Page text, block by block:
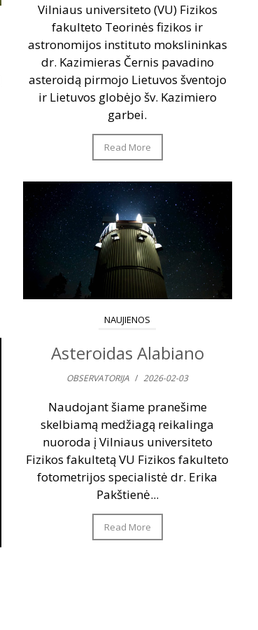
Vilniaus universiteto (VU) Fizikos
fakulteto Teorinės fizikos ir
astronomijos instituto mokslininkas
dr. Kazimieras Černis pavadino
asteroidą pirmojo Lietuvos šventojo
ir Lietuvos globėjo šv. Kazimiero
garbei.
Read More
NAUJIENOS
Asteroidas Alabiano
OBSERVATORIJA / 2026-02-03
Naudojant šiame pranešime
skelbiamą medžiagą reikalinga
nuoroda į Vilniaus universiteto
Fizikos fakultetą VU Fizikos fakulteto
fotometrijos specialistė dr. Erika
Pakštienė...
Read More